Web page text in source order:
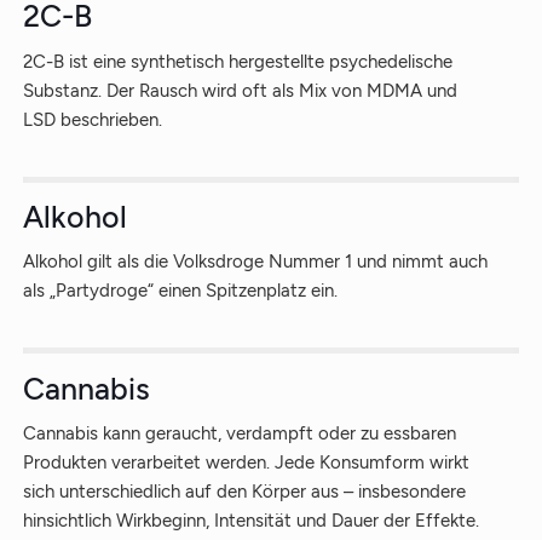
2C-B
2C-B ist eine synthetisch hergestellte psychedelische
Substanz. Der Rausch wird oft als Mix von MDMA und
LSD beschrieben.
Alkohol
Alkohol gilt als die Volksdroge Nummer 1 und nimmt auch
als „Partydroge“ einen Spitzenplatz ein.
Cannabis
Cannabis kann geraucht, verdampft oder zu essbaren
Produkten verarbeitet werden. Jede Konsumform wirkt
sich unterschiedlich auf den Körper aus – insbesondere
hinsichtlich Wirkbeginn, Intensität und Dauer der Effekte.